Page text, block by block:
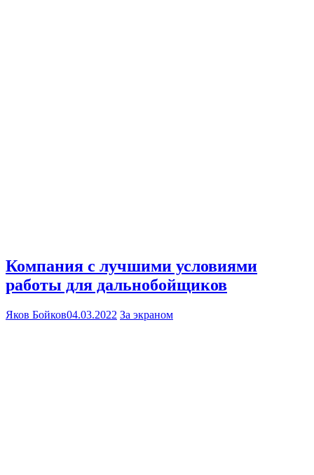
Компания с лучшими условиями
работы для дальнобойщиков
Яков Бойков04.03.2022 За экраном